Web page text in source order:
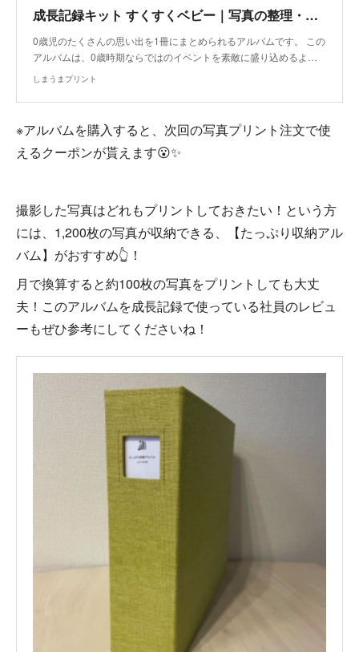
成長記録キット すくすくベビー｜写真の整理・収納はしまうまプリントで
0歳児のたくさんの思い出を1冊にまとめられるアルバムです。 この
アルバムは、0歳時期ならではのイベントを素敵に盛り込めるよ…
しまうまプリント
※アルバムを購入すると、次回の写真プリント注文で使
えるクーポンが貰えます😮✨
撮影した写真はどれもプリントしておきたい！という方
には、1,200枚の写真が収納できる、【たっぷり収納アル
バム】がおすすめ👆！
月で換算すると約100枚の写真をプリントしても大丈
夫！このアルバムを成長記録で使っている社員のレビュ
ーもぜひ参考にしてくださいね！